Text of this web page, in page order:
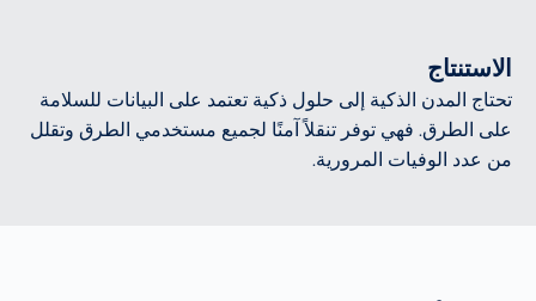
الاستنتاج
تحتاج المدن الذكية إلى حلول ذكية تعتمد على البيانات للسلامة
على الطرق. فهي توفر تنقلاً آمنًا لجميع مستخدمي الطرق وتقلل
من عدد الوفيات المرورية.